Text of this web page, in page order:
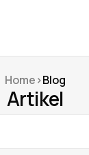
Home>Blog
Artikel